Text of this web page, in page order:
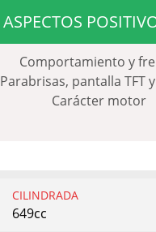
ASPECTOS
Comportamiento y
Parabrisas, pantalla TFT
Carácter motor
CILINDRADA
649cc